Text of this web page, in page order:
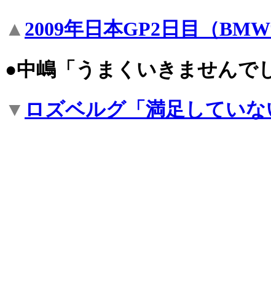
▲ 2009年日本GP2日目（
●中嶋「うまくいきませんで
▼ ロズベルグ「満足していな